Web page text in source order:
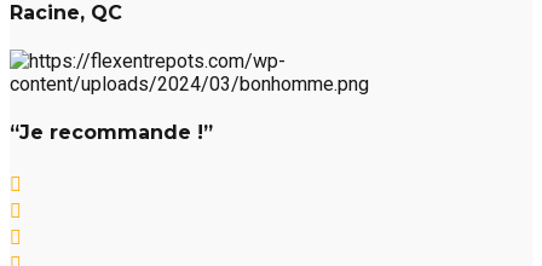
Racine, QC
“Je recommande !”